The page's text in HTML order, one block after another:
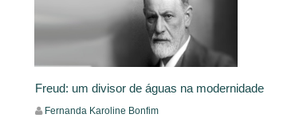
Freud: um divisor de águas na modernidade
Fernanda Karoline Bonfim